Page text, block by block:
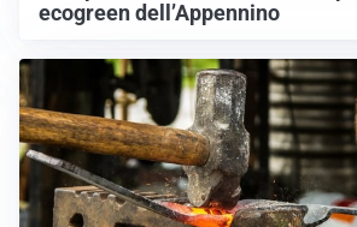
ecogreen dell’Appennino